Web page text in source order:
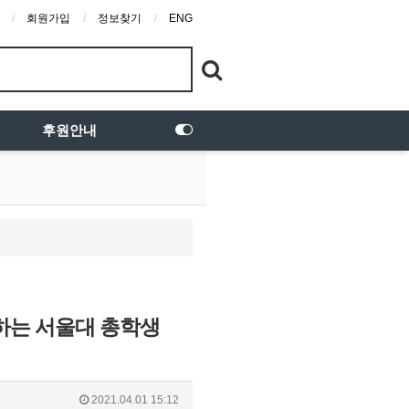
회원가입 정보찾기 ENG
후원안내
는 서울대 총학생
2021.04.01 15:12